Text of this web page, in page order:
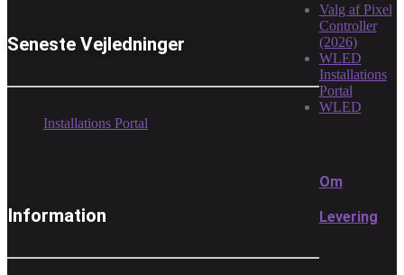
Seneste Vejledninger
Valg af Pixel
Controller
(2026)
WLED
Installations
Portal
WLED
Installations Portal
Information
Om
Levering